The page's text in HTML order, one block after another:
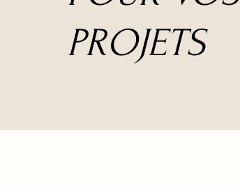
PROJETS